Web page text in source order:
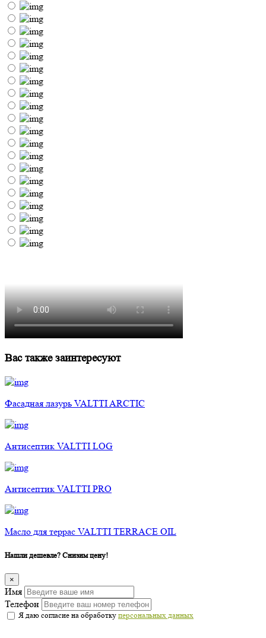
Вас также заинтересуют
Фасадная лазурь VALTTI ARCTIC
Антисептик VALTTI LOG
Антисептик VALTTI PRO
Масло для террас VALTTI TERRACE OIL
Нашли дешевле? Снизим цену!
×
Имя
Телефон
Я даю согласие на обработку персональных данных